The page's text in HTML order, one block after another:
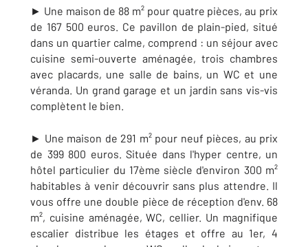
► Une maison de 88 m² pour quatre pièces, au prix
de 167 500 euros. Ce pavillon de plain-pied, situé
dans un quartier calme, comprend : un séjour avec
cuisine semi-ouverte aménagée, trois chambres
avec placards, une salle de bains, un WC et une
véranda. Un grand garage et un jardin sans vis-vis
complètent le bien.
► Une maison de 291 m² pour neuf pièces, au prix
de 399 800 euros. Située dans l'hyper centre, un
hôtel particulier du 17ème siècle d'environ 300 m²
habitables à venir découvrir sans plus attendre. Il
vous offre une double pièce de réception d'env. 68
m², cuisine aménagée, WC, cellier. Un magnifique
escalier distribue les étages et offre au 1er, 4